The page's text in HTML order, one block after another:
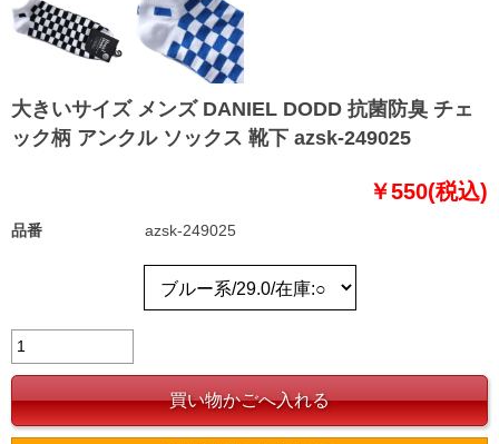
大きいサイズ メンズ DANIEL DODD 抗菌防臭 チェ
ック柄 アンクル ソックス 靴下 azsk-249025
￥550(税込)
品番 azsk-249025